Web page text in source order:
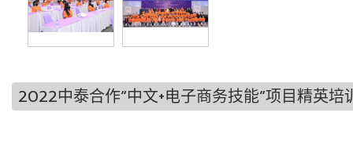
2022中泰合作“中文+电子商务技能”项目精英培